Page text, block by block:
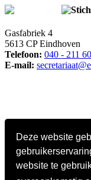
Deze website
website te
Gasfabriek 4
5613 CP Eindhoven
Telefoon: 040 - 211
E-mail: